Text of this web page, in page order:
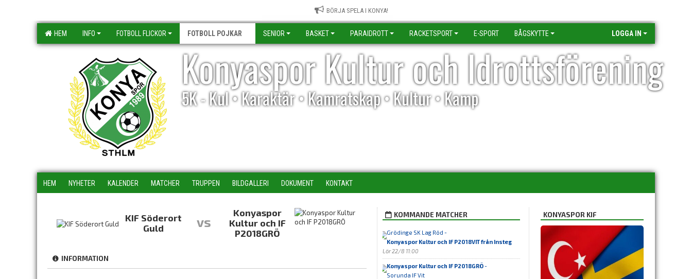
BÖRJA SPELA I KONYA!
HEM INFO FOTBOLL FLICKOR FOTBOLL POJKAR SENIOR BASKET PARAIDROTT RACKETSPORT E-SPORT BÅGSKYTTE LOGGA IN
Konyaspor Kultur och Idrottsförening
5K - Kul • Karaktär • Kamratskap • Kultur • Kamp
HEM NYHETER KALENDER MATCHER TRUPPEN BILDGALLERI DOKUMENT KONTAKT
KIF Söderort
Guld
vs
Konyaspor
Kultur och IF
P2018GRÖ
INFORMATION
KOMMANDE MATCHER
Grödinge SK Lag Röd -
Konyaspor Kultur och IF P2018VIT från Insteg
Lör 22/8 11:00
Konyaspor Kultur och IF P2018GRÖ-
Sorunda IF Vit
KONYASPOR KIF